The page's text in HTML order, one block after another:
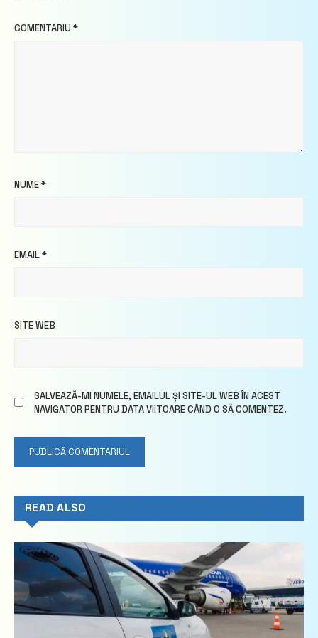
COMENTARIU *
NUME*
EMAIL*
SITE WEB
SALVEAZĂ-MI NUMELE, EMAILUL ȘI SITE-UL WEB ÎN ACEST
NAVIGATOR PENTRU DATA VIITOARE CÂND O SĂ COMENTEZ.
READ ALSO